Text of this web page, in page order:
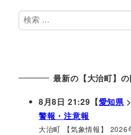
検
索
最新の【大治町】
8月8日 21:29【愛知県 >
警報・注意報
大治町 【気象情報】